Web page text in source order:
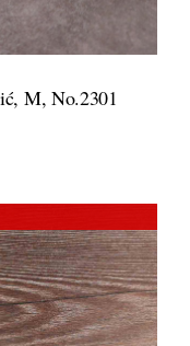
M, No.2301